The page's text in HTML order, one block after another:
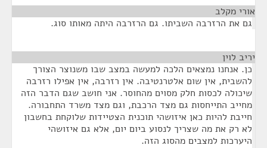
אורי מקלב
גם את הרזרבה השביתו. גם הרזרבה היתה מאותו סוג.
יריב לוין
כן. אנחנו נמצאים הלכה למעשה במצב שבו משנוצר הצורך
להשבית, אין שום אלטרנטיבה. אין רזרבה, אין אפילו רזרבה
שיכולה לכסות חלק מסוים מהחוסר. אני חושב שגם הדבר הזה
מחייב התייחסות גם מצד הרכבת, וגם מצד משרד התחבורה.
חייבת להיות כאן איזושהי תוכנית הצטיידות שלוקחת בחשבון
לא רק את מה שצריך לנסוע ביום יום, אלא גם איזושהי
היערכות למצבים מהסוג הזה.